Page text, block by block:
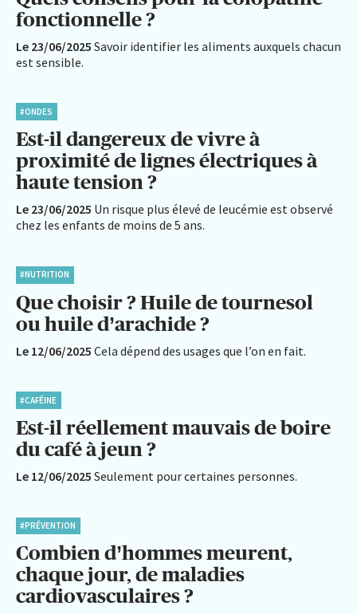
fonctionnelle ?
Le 23/06/2025 Savoir identifier les aliments auxquels chacun
est sensible.
#ONDES
Est-il dangereux de vivre à
proximité de lignes électriques à
haute tension ?
Le 23/06/2025 Un risque plus élevé de leucémie est observé
chez les enfants de moins de 5 ans.
#NUTRITION
Que choisir ? Huile de tournesol
ou huile d’arachide ?
Le 12/06/2025 Cela dépend des usages que l’on en fait.
#CAFÉINE
Est-il réellement mauvais de boire
du café à jeun ?
Le 12/06/2025 Seulement pour certaines personnes.
#PRÉVENTION
Combien d’hommes meurent,
chaque jour, de maladies
cardiovasculaires ?